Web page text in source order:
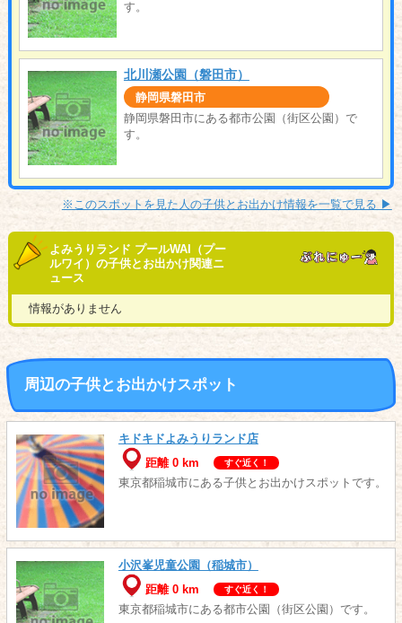
す。
北川瀬公園（磐田市）
静岡県磐田市
静岡県磐田市にある都市公園（街区公園）で
す。
※このスポットを見た人の子供とお出かけ情報を一覧で見る ▶︎
よみうりランド プールWAI（プー
ルワイ）の子供とお出かけ関連ニ
ュース
情報がありません
周辺の子供とお出かけスポット
キドキドよみうりランド店
距離 0 km
すぐ近く！
東京都稲城市にある子供とお出かけスポットです。
小沢峯児童公園（稲城市）
距離 0 km
すぐ近く！
東京都稲城市にある都市公園（街区公園）です。